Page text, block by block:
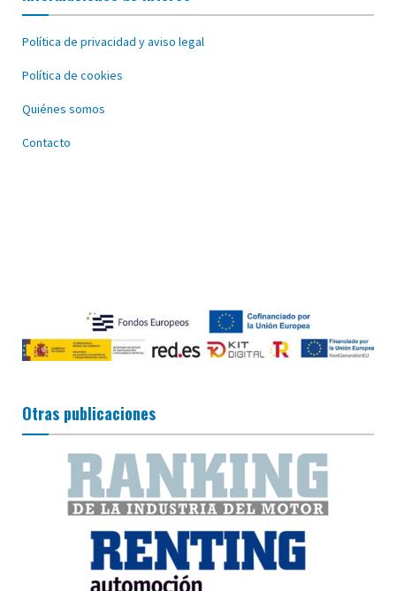
Política de privacidad y aviso legal
Política de cookies
Quiénes somos
Contacto
Otras publicaciones